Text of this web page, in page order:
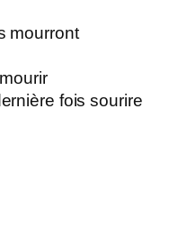
mourront
fois sourire